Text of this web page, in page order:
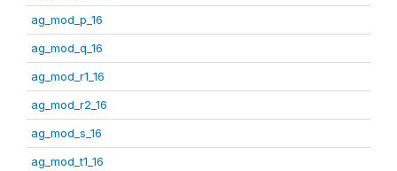
ag_mod_p_16
ag_mod_q_16
ag_mod_r1_16
ag_mod_r2_16
ag_mod_s_16
ag_mod_t1_16